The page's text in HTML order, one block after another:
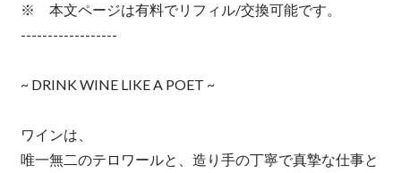
※ 本文ページは有料でリフィル/交換可能です。
------------------
~ DRINK WINE LIKE A POET ~
ワインは、
唯一無二のテロワールと、造り手の丁寧で真摯な仕事と